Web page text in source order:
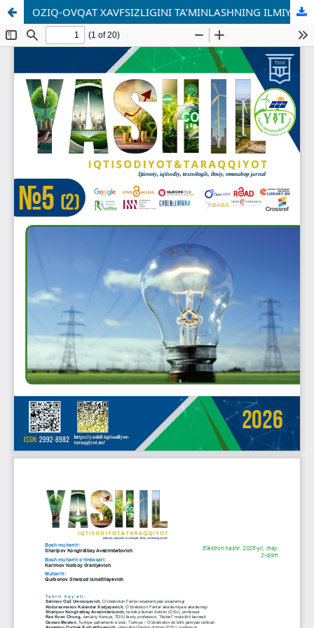
OZIQ-OVQAT XAVFSIZLIGINI TA’MINLASHNING ILMIY-NAZARIY KONSEPSIYASI